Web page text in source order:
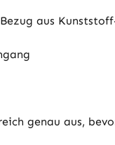
aus
genau aus,